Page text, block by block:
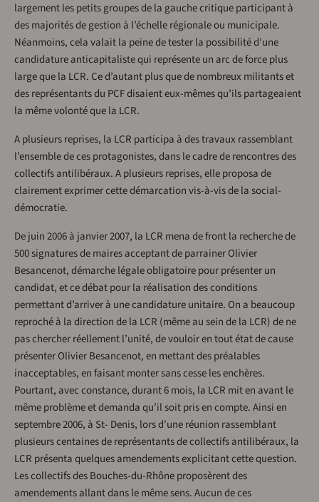
largement les petits groupes de la gauche critique participant à
des majorités de gestion à l’échelle régionale ou municipale.
Néanmoins, cela valait la peine de tester la possibilité d’une
candidature anticapitaliste qui représente un arc de force plus
large que la LCR. Ce d’autant plus que de nombreux militants et
des représentants du PCF disaient eux-mêmes qu’ils partageaient
la même volonté que la LCR.
A plusieurs reprises, la LCR participa à des travaux rassemblant
l’ensemble de ces protagonistes, dans le cadre de rencontres des
collectifs antilibéraux. A plusieurs reprises, elle proposa de
clairement exprimer cette démarcation vis-à-vis de la social-
démocratie.
De juin 2006 à janvier 2007, la LCR mena de front la recherche de
500 signatures de maires acceptant de parrainer Olivier
Besancenot, démarche légale obligatoire pour présenter un
candidat, et ce débat pour la réalisation des conditions
permettant d’arriver à une candidature unitaire. On a beaucoup
reproché à la direction de la LCR (même au sein de la LCR) de ne
pas chercher réellement l’unité, de vouloir en tout état de cause
présenter Olivier Besancenot, en mettant des préalables
inacceptables, en faisant monter sans cesse les enchères.
Pourtant, avec constance, durant 6 mois, la LCR mit en avant le
même problème et demanda qu’il soit pris en compte. Ainsi en
septembre 2006, à St- Denis, lors d’une réunion rassemblant
plusieurs centaines de représentants de collectifs antilibéraux, la
LCR présenta quelques amendements explicitant cette question.
Les collectifs des Bouches-du-Rhône proposèrent des
amendements allant dans le même sens. Aucun de ces